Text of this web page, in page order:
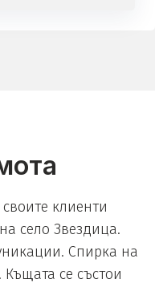
клиенти
село Звездица.
Спирка на
се състои